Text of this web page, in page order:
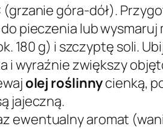
góra-dół).
pieczenia lub wysmaruj
180 g) i szczyptę soli.
i wyraźnie zwiększy
olej roślinnycienką,
jajeczną.
ewentualny aromat